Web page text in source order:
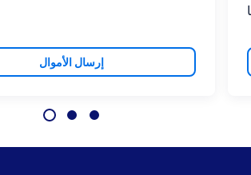
إرسال الأموال